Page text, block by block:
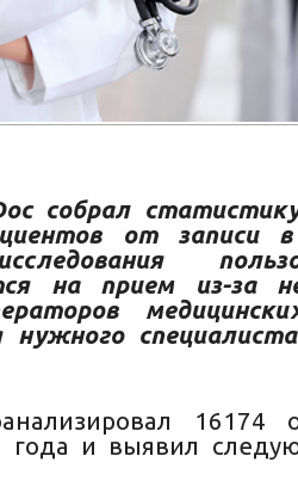
собрал
от записи
на прием из-за
нужного
16174
года и выявил